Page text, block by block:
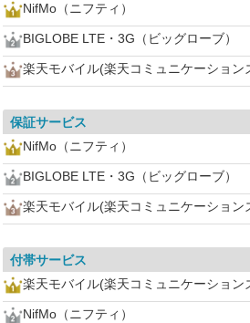
NifMo（ニフティ）
BIGLOBE LTE・3G（ビッグローブ）
楽天モバイル(楽天コミュニケーション
保証サービス
NifMo（ニフティ）
BIGLOBE LTE・3G（ビッグローブ）
楽天モバイル(楽天コミュニケーション
付帯サービス
楽天モバイル(楽天コミュニケーション
NifMo（ニフティ）